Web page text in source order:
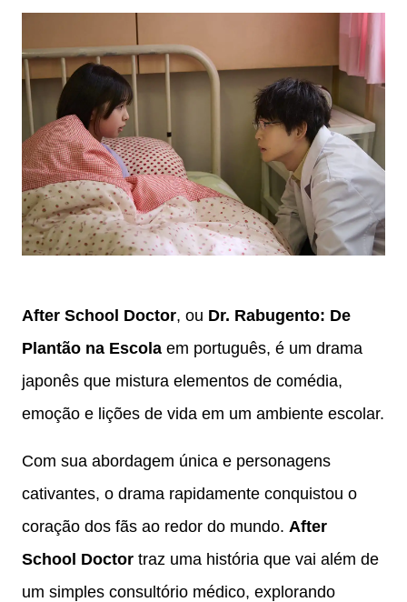
After School Doctor, ou Dr. Rabugento: De
Plantão na Escola em português, é um drama
japonês que mistura elementos de comédia,
emoção e lições de vida em um ambiente escolar.
Com sua abordagem única e personagens
cativantes, o drama rapidamente conquistou o
coração dos fãs ao redor do mundo. After
School Doctor traz uma história que vai além de
um simples consultório médico, explorando